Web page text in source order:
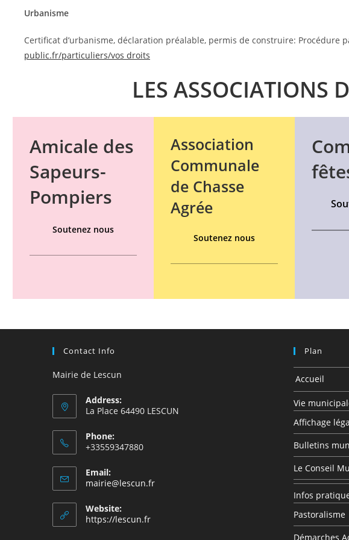
Urbanisme
Certificat d’urbanisme, déclaration préalable, permis de construire: Procédure
public.fr/particuliers/vos droits
LES ASSOCIATIONS
Amicale des
Sapeurs-
Pompiers
Soutenez nous
Association
Communale
de Chasse
Agrée
Soutenez nous
Contact Info
Mairie de Lescun
Address:
La Place 64490 LESCUN
Phone:
+33559347880
Email:
mairie@lescun.frS’ouvre
Website:
https://lescun.fr
Plan
Accueil
Vie
Affichage
Bulletins
Le Conseil
Infos
Pastoralisme
Démarches